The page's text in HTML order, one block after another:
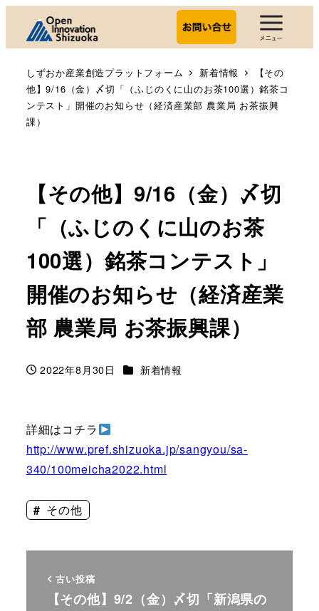
しずおか産業創造プラットフォーム 新着情報
【その
他】9/16（金）〆切「（ふじのくに山のお茶100選）銘茶コ
ンテスト」開催のお知らせ（経済産業部 農業局 お茶振興
課）
【その他】9/16（金）〆切
「（ふじのくに山のお茶
100選）銘茶コンテスト」
開催のお知らせ（経済産業
部 農業局 お茶振興課）
投稿日
2022年8月30日 カテゴリー
新着情報
詳細はコチラ
http://www.pref.shizuoka.jp/sangyou/sa-
340/100meicha2022.html
その他
古い投稿
【その他】9/2（金）〆切「新潟県の